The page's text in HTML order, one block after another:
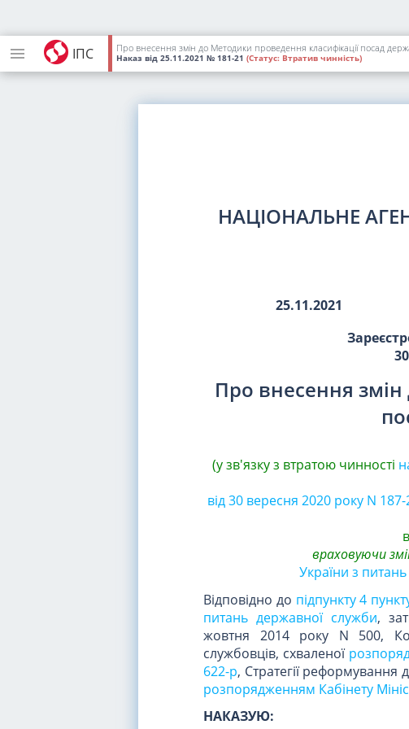
ІПС Про внесення змін до Методики проведення класифікації посад
Наказ від 25.11.2021 № 181-21 (Статус: Втратив чинність)
НАЦІОНАЛЬНЕ
25.11.2021
Про внесення
(у зв'язку з втратою чинності
від 30 вересня 2020 року N
враховуючи
України з
Відповідно до підпункту 4
питань державної служби,
жовтня 2014 року N 500,
службовців, схваленої
622-р, Стратегії реформування
розпорядженням Кабінету
НАКАЗУЮ: